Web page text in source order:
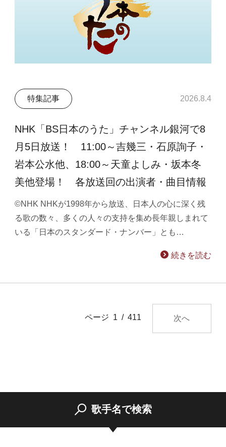
特集記事 2026.8.4
NHK「BS日本のうた」チャンネル銀河で8
月5日放送！ 11:00～吉幾三・石原詢子・
岩本公水他、18:00～天童よしみ・坂本冬
美他登場！ 各放送回の出演者・曲目情報
©NHK NHKが1998年から放送、日本人の心に深く残
る歌の数々、多くの人々の支持を集め長年親しまれて
いる「日本のスタンダード・ナンバー」とも…
続きを読む
ページ 1 / 411 次へ
歌手名で検索